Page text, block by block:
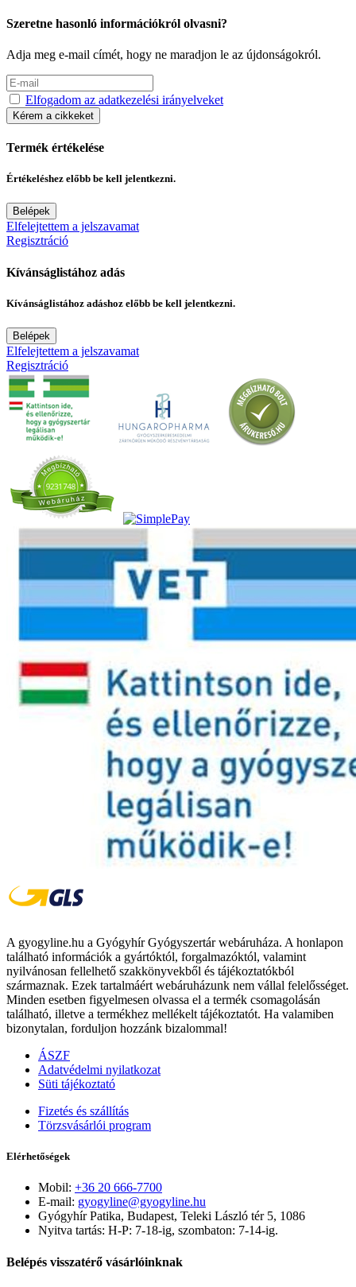
Szeretne hasonló információkról olvasni?
Adja meg e-mail címét, hogy ne maradjon le az újdonságokról.
Elfogadom az adatkezelési irányelveket
Kérem a cikkeket
Termék értékelése
Értékeléshez előbb be kell jelentkezni.
Belépek
Elfelejtettem a jelszavamat
Regisztráció
Kívánságlistához adás
Kívánságlistához adáshoz előbb be kell jelentkezni.
Belépek
Elfelejtettem a jelszavamat
Regisztráció
A gyogyline.hu a Gyógyhír Gyógyszertár webáruháza. A honlapon
található információk a gyártóktól, forgalmazóktól, valamint
nyilvánosan fellelhető szakkönyvekből és tájékoztatókból
származnak. Ezek tartalmáért webáruházunk nem vállal felelősséget.
Minden esetben figyelmesen olvassa el a termék csomagolásán
található, illetve a termékhez mellékelt tájékoztatót. Ha valamiben
bizonytalan, forduljon hozzánk bizalommal!
ÁSZF
Adatvédelmi nyilatkozat
Süti tájékoztató
Fizetés és szállítás
Törzsvásárlói program
Elérhetőségek
Mobil: +36 20 666-7700
E-mail: gyogyline@gyogyline.hu
Gyógyhír Patika, Budapest, Teleki László tér 5, 1086
Nyitva tartás: H-P: 7-18-ig, szombaton: 7-14-ig.
Belépés visszatérő vásárlóinknak